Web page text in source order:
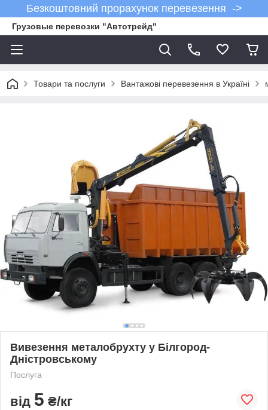
Безкоштовний прорахунок перевезення ->
Грузовые перевозки "Автотрейд"
Товари та послуги Вантажові перевезення в Україні
Вивезення металобрухту у Білгород-
Дністровському
Послуга
від 5 ₴/кг